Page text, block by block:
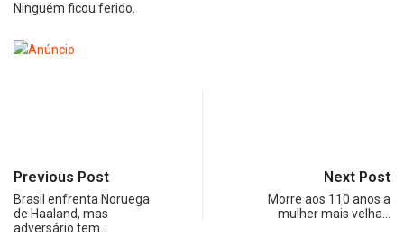
Ninguém ficou ferido.
Previous Post
Brasil enfrenta Noruega
de Haaland, mas
adversário tem…
Next Post
Morre aos 110 anos a
mulher mais velha…